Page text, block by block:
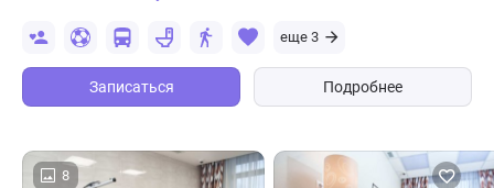
еще 3
Записаться Подробнее
8